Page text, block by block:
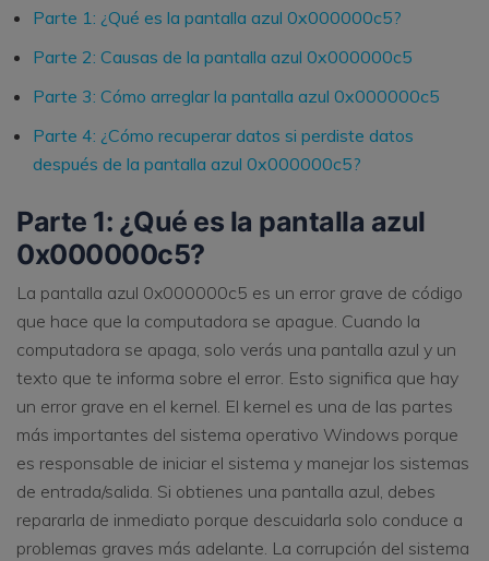
Parte 1: ¿Qué es la pantalla azul 0x000000c5?
Parte 2: Causas de la pantalla azul 0x000000c5
Parte 3: Cómo arreglar la pantalla azul 0x000000c5
Parte 4: ¿Cómo recuperar datos si perdiste datos
después de la pantalla azul 0x000000c5?
Parte 1: ¿Qué es la pantalla azul
0x000000c5?
La pantalla azul 0x000000c5 es un error grave de código
que hace que la computadora se apague. Cuando la
computadora se apaga, solo verás una pantalla azul y un
texto que te informa sobre el error. Esto significa que hay
un error grave en el kernel. El kernel es una de las partes
más importantes del sistema operativo Windows porque
es responsable de iniciar el sistema y manejar los sistemas
de entrada/salida. Si obtienes una pantalla azul, debes
repararla de inmediato porque descuidarla solo conduce a
problemas graves más adelante. La corrupción del sistema